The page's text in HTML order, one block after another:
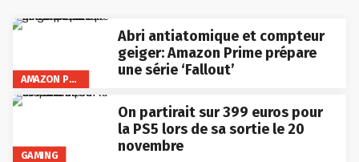
AMAZON PRIME VIDEO
Abri antiatomique et compteur
geiger: Amazon Prime prépare
une série ‘Fallout’
GAMING
On partirait sur 399 euros pour
la PS5 lors de sa sortie le 20
novembre